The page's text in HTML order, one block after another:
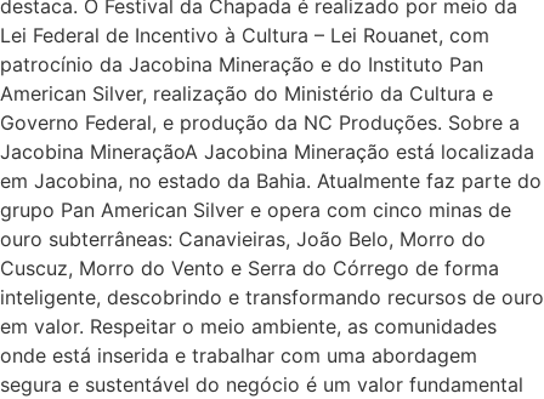
destaca. O Festival da Chapada é realizado por meio da
Lei Federal de Incentivo à Cultura – Lei Rouanet, com
patrocínio da Jacobina Mineração e do Instituto Pan
American Silver, realização do Ministério da Cultura e
Governo Federal, e produção da NC Produções. Sobre a
Jacobina MineraçãoA Jacobina Mineração está localizada
em Jacobina, no estado da Bahia. Atualmente faz parte do
grupo Pan American Silver e opera com cinco minas de
ouro subterrâneas: Canavieiras, João Belo, Morro do
Cuscuz, Morro do Vento e Serra do Córrego de forma
inteligente, descobrindo e transformando recursos de ouro
em valor. Respeitar o meio ambiente, as comunidades
onde está inserida e trabalhar com uma abordagem
segura e sustentável do negócio é um valor fundamental